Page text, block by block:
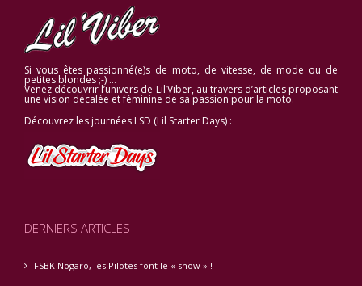
Si vous êtes passionné(e)s de moto, de vitesse, de mode ou de
petites blondes ;-) …
Venez découvrir l’univers de Lil’Viber, au travers d’articles proposant
une vision décalée et féminine de sa passion pour la moto.
Découvrez les journées LSD (Lil Starter Days) :
DERNIERS ARTICLES
FSBK Nogaro, les Pilotes font le « show » !